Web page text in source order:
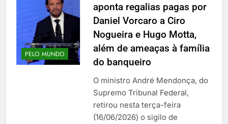
PELO MUNDO
aponta regalias pagas por
Daniel Vorcaro a Ciro
Nogueira e Hugo Motta,
além de ameaças à família
do banqueiro
O ministro André Mendonça, do
Supremo Tribunal Federal,
retirou nesta terça-feira
(16/06/2026) o sigilo de